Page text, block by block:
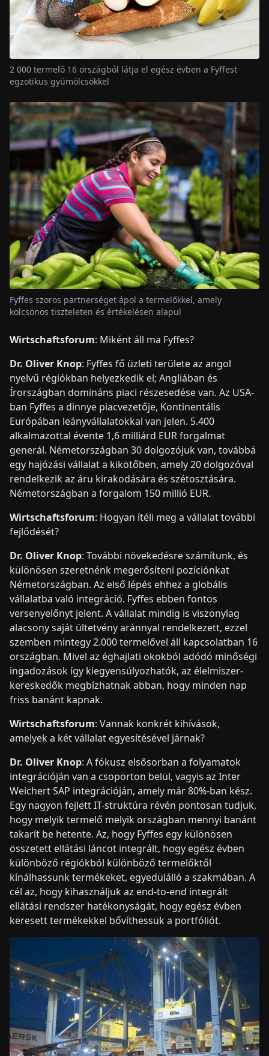
2 000 termelő 16 országból látja el egész évben a Fyffest
egzotikus gyümölcsökkel
Fyffes szoros partnerséget ápol a termelőkkel, amely
kölcsönös tiszteleten és értékelésen alapul
Wirtschaftsforum: Miként áll ma Fyffes?
Dr. Oliver Knop: Fyffes fő üzleti területe az angol
nyelvű régiókban helyezkedik el; Angliában és
Írországban domináns piaci részesedése van. Az USA-
ban Fyffes a dinnye piacvezetője, Kontinentális
Európában leányvállalatokkal van jelen. 5.400
alkalmazottal évente 1,6 milliárd EUR forgalmat
generál. Németországban 30 dolgozójuk van, továbbá
egy hajózási vállalat a kikötőben, amely 20 dolgozóval
rendelkezik az áru kirakodására és szétosztására.
Németországban a forgalom 150 millió EUR.
Wirtschaftsforum: Hogyan ítéli meg a vállalat további
fejlődését?
Dr. Oliver Knop: További növekedésre számítunk, és
különösen szeretnénk megerősíteni pozíciónkat
Németországban. Az első lépés ehhez a globális
vállalatba való integráció. Fyffes ebben fontos
versenyelőnyt jelent. A vállalat mindig is viszonylag
alacsony saját ültetvény aránnyal rendelkezett, ezzel
szemben mintegy 2.000 termelővel áll kapcsolatban 16
országban. Mivel az éghajlati okokból adódó minőségi
ingadozások így kiegyensúlyozhatók, az élelmiszer-
kereskedők megbízhatnak abban, hogy minden nap
friss banánt kapnak.
Wirtschaftsforum: Vannak konkrét kihívások,
amelyek a két vállalat egyesítésével járnak?
Dr. Oliver Knop: A fókusz elsősorban a folyamatok
integrációján van a csoporton belül, vagyis az Inter
Weichert SAP integrációján, amely már 80%-ban kész.
Egy nagyon fejlett IT-struktúra révén pontosan tudjuk,
hogy melyik termelő melyik országban mennyi banánt
takarít be hetente. Az, hogy Fyffes egy különösen
összetett ellátási láncot integrált, hogy egész évben
különböző régiókból különböző termelőktől
kínálhassunk termékeket, egyedülálló a szakmában. A
cél az, hogy kihasználjuk az end-to-end integrált
ellátási rendszer hatékonyságát, hogy egész évben
keresett termékekkel bővíthessük a portfóliót.